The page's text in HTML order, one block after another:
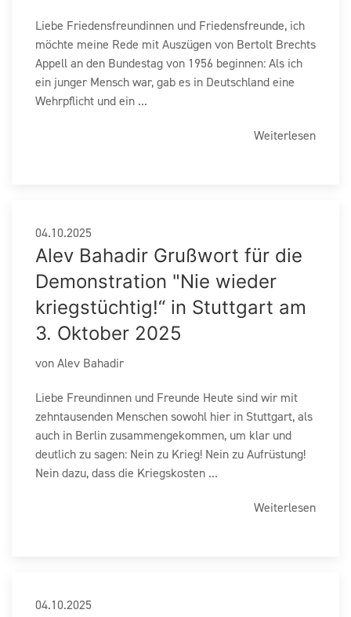
Liebe Friedensfreundinnen und Friedensfreunde, ich
möchte meine Rede mit Auszügen von Bertolt Brechts
Appell an den Bundestag von 1956 beginnen: Als ich
ein junger Mensch war, gab es in Deutschland eine
Wehrpflicht und ein ...
Weiterlesen
04.10.2025
Alev Bahadir Grußwort für die
Demonstration "Nie wieder
kriegstüchtig!“ in Stuttgart am
3. Oktober 2025
von Alev Bahadir
Liebe Freundinnen und Freunde Heute sind wir mit
zehntausenden Menschen sowohl hier in Stuttgart, als
auch in Berlin zusammengekommen, um klar und
deutlich zu sagen: Nein zu Krieg! Nein zu Aufrüstung!
Nein dazu, dass die Kriegskosten ...
Weiterlesen
04.10.2025